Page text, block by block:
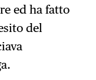
ed ha fatto
del